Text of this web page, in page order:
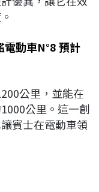
電動車N°8 預計
公里，並能在
公里。這一創
賓士在電動車領